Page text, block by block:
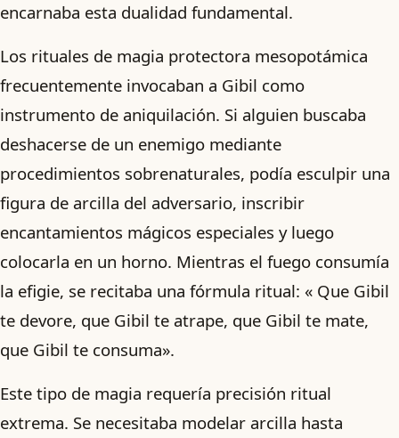
encarnaba esta dualidad fundamental.
Los rituales de magia protectora mesopotámica
frecuentemente invocaban a Gibil como
instrumento de aniquilación. Si alguien buscaba
deshacerse de un enemigo mediante
procedimientos sobrenaturales, podía esculpir una
figura de arcilla del adversario, inscribir
encantamientos mágicos especiales y luego
colocarla en un horno. Mientras el fuego consumía
la efigie, se recitaba una fórmula ritual: « Que Gibil
te devore, que Gibil te atrape, que Gibil te mate,
que Gibil te consuma».
Este tipo de magia requería precisión ritual
extrema. Se necesitaba modelar arcilla hasta